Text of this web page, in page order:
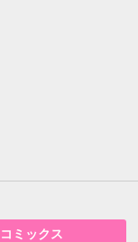
コミックス